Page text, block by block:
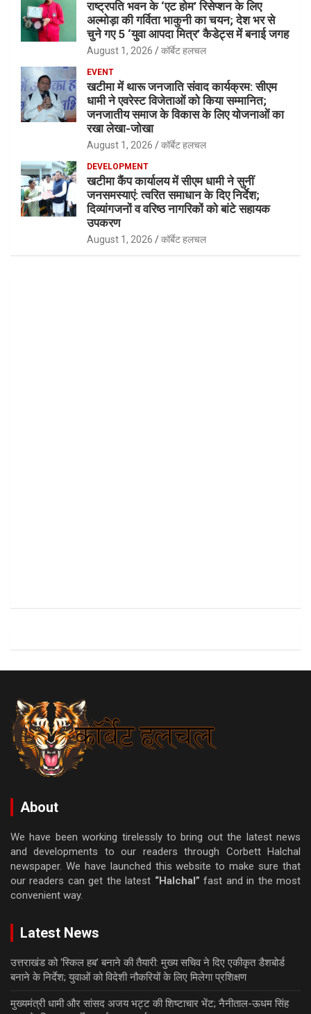
राष्ट्रपति भवन के ‘एट होम’ रिसेप्शन के लिए
अल्मोड़ा की गर्विता भाकुनी का चयन; देश भर से
चुने गए 5 ‘युवा आपदा मित्र’ कैडेट्स में बनाई जगह
August 1, 2026 कॉर्बेट हलचल
EVENT
खटीमा में थारू जनजाति संवाद कार्यक्रम: सीएम
धामी ने एवरेस्ट विजेताओं को किया सम्मानित;
जनजातीय समाज के विकास के लिए योजनाओं का
रखा लेखा-जोखा
August 1, 2026 कॉर्बेट हलचल
DEVELOPMENT
खटीमा कैंप कार्यालय में सीएम धामी ने सुनीं
जनसमस्याएं: त्वरित समाधान के दिए निर्देश;
दिव्यांगजनों व वरिष्ठ नागरिकों को बांटे सहायक
उपकरण
August 1, 2026 कॉर्बेट हलचल
About
We have been working tirelessly to bring out the latest news
and developments to our readers through Corbett Halchal
newspaper. We have launched this website to make sure that
our readers can get the latest “Halchal” fast and in the most
convenient way.
Latest News
उत्तराखंड को ‘स्किल हब’ बनाने की तैयारी: मुख्य सचिव ने दिए एकीकृत डैशबोर्ड
बनाने के निर्देश; युवाओं को विदेशी नौकरियों के लिए मिलेगा प्रशिक्षण
मुख्यमंत्री धामी और सांसद अजय भट्ट की शिष्टाचार भेंट; नैनीताल-ऊधम सिंह